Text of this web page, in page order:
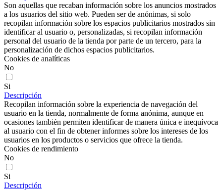
Son aquellas que recaban información sobre los anuncios mostrados
a los usuarios del sitio web. Pueden ser de anónimas, si solo
recopilan información sobre los espacios publicitarios mostrados sin
identificar al usuario o, personalizadas, si recopilan información
personal del usuario de la tienda por parte de un tercero, para la
personalización de dichos espacios publicitarios.
Cookies de analíticas
No
Si
Descripción
Recopilan información sobre la experiencia de navegación del
usuario en la tienda, normalmente de forma anónima, aunque en
ocasiones también permiten identificar de manera única e inequívoca
al usuario con el fin de obtener informes sobre los intereses de los
usuarios en los productos o servicios que ofrece la tienda.
Cookies de rendimiento
No
Si
Descripción